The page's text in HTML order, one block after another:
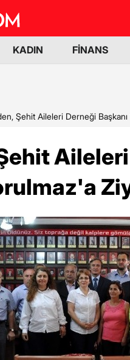
KADIN FİNANS
Şehit Aileleri Derneği